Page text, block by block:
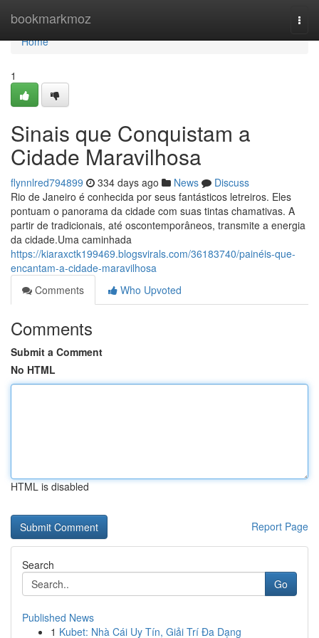
bookmarkmoz
Home
Home
1
Sinais que Conquistam a
Cidade Maravilhosa
flynnlred794899 334 days ago News
Discuss
Rio de Janeiro é conhecida por seus fantásticos letreiros. Eles
pontuam o panorama da cidade com suas tintas chamativas. A
partir de tradicionais, até oscontemporâneos, transmite a energia
da cidade.Uma caminhada
https://kiaraxctk199469.blogsvirals.com/36183740/painéis-que-
encantam-a-cidade-maravilhosa
Comments
Who Upvoted
Comments
Submit a Comment
No HTML
HTML is disabled
Report Page
Search
Go
Published News
1 Kubet: Nhà Cái Uy Tín, Giải Trí Đa Dạng